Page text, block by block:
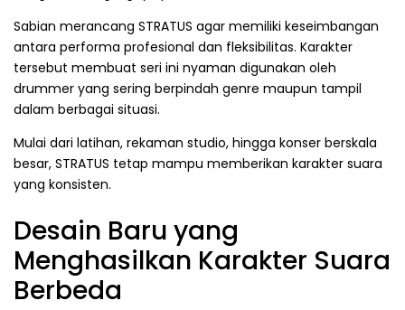
Sabian merancang STRATUS agar memiliki keseimbangan
antara performa profesional dan fleksibilitas. Karakter
tersebut membuat seri ini nyaman digunakan oleh
drummer yang sering berpindah genre maupun tampil
dalam berbagai situasi.
Mulai dari latihan, rekaman studio, hingga konser berskala
besar, STRATUS tetap mampu memberikan karakter suara
yang konsisten.
Desain Baru yang
Menghasilkan Karakter Suara
Berbeda